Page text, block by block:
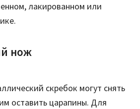
лакированном или
нож
скребок могут снять
оставить царапины. Для